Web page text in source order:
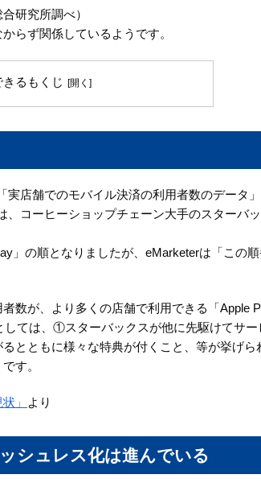
研究所調べ）
らず関係しているようです。
きるもくじ
店舗でのモバイル決済の利用者数のデータ」
コーヒーショップチェーン大手のスターバ
」の順となりましたが、eMarketerは「この順
数が、より多くの店舗で利用できる「Apple
しては、①スターバックスが他に先駆けてサ
とともに様々な特典が付くこと、等が挙げら
す。
」 より
シュレス化は進んでいる